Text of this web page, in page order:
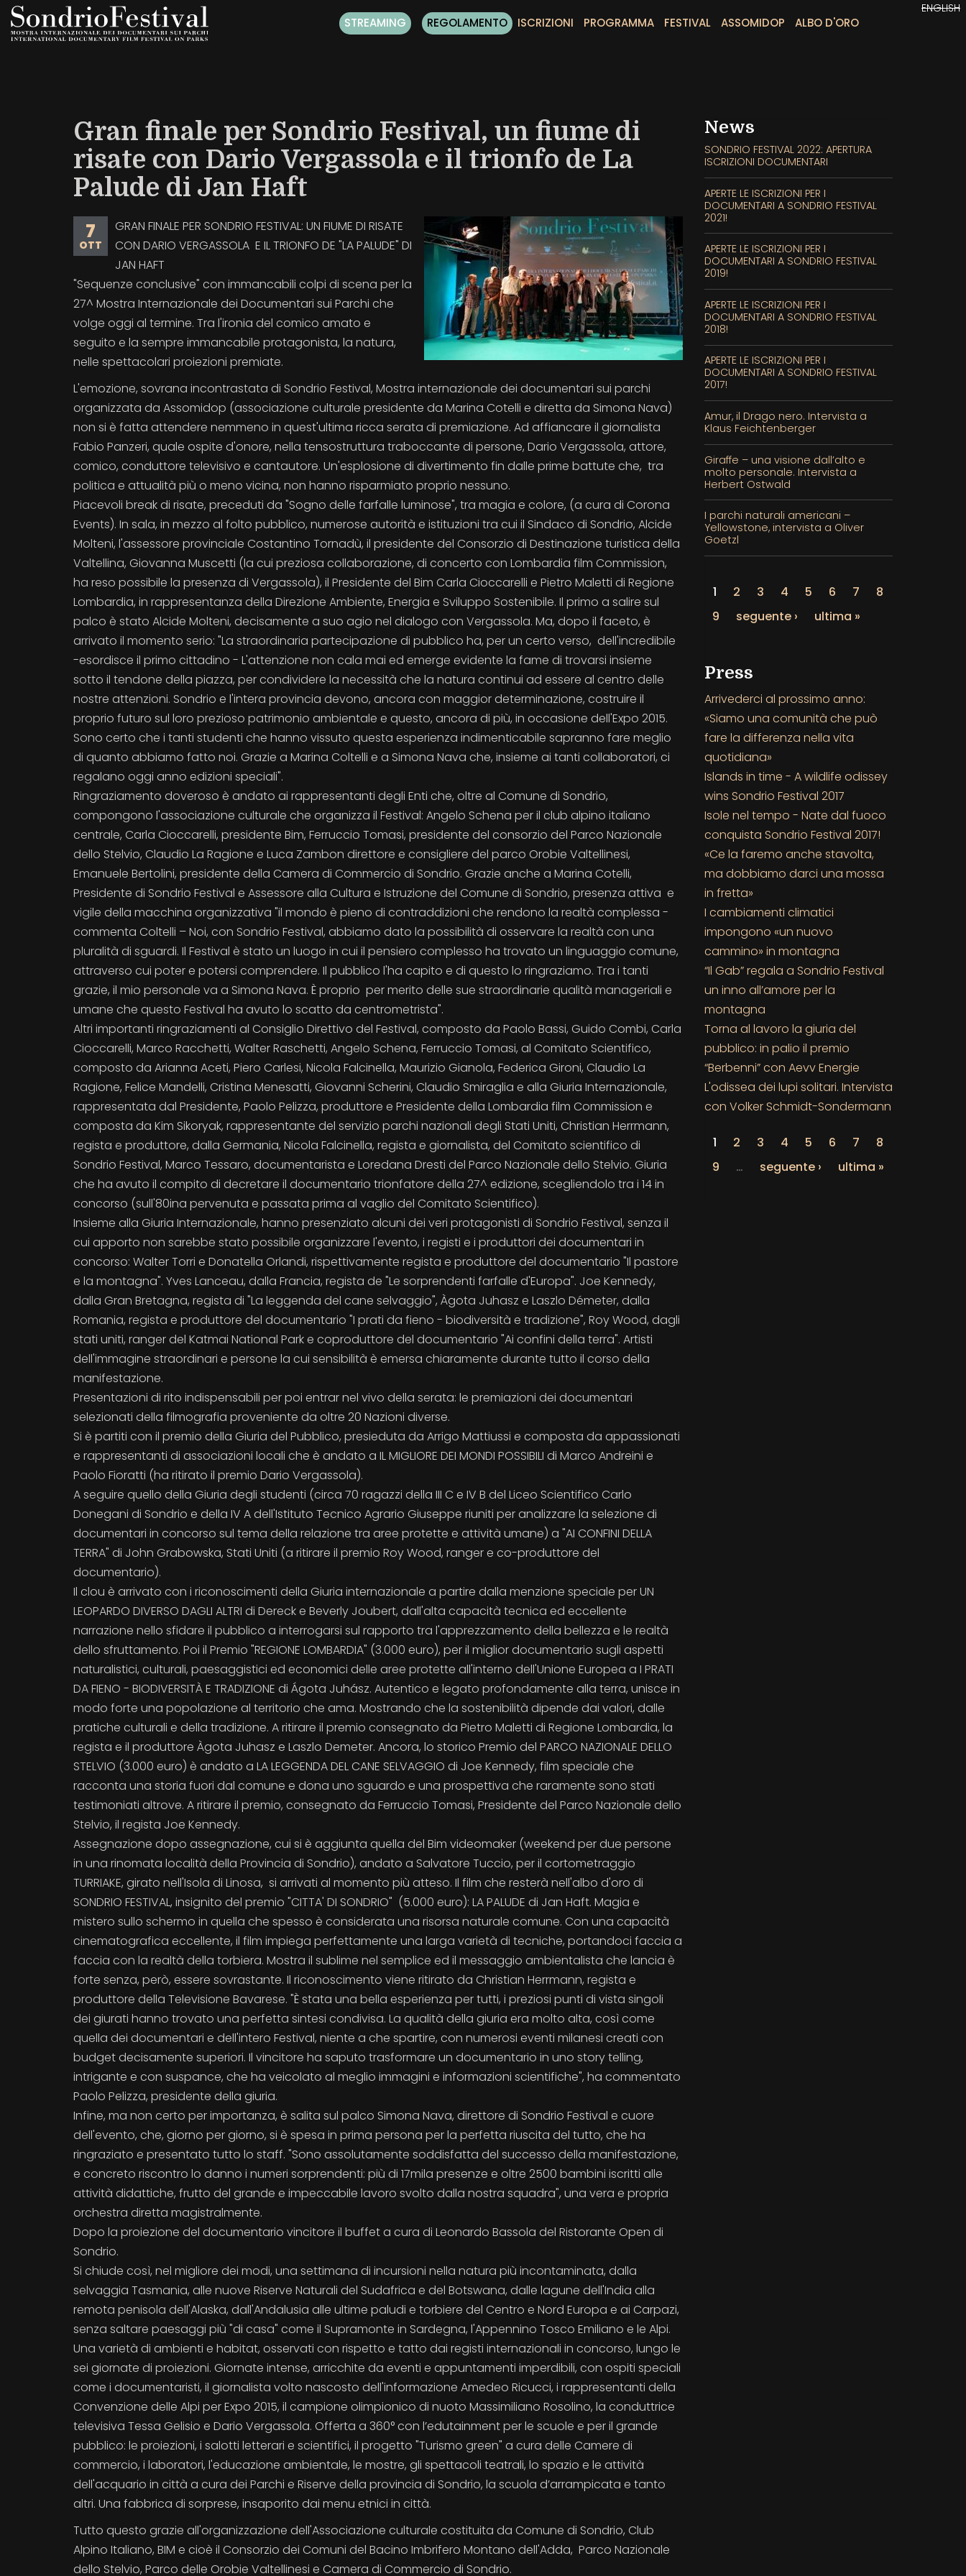
Salta
STREAMING REGOLAMENTO ISCRIZIONI PROGRAMMA FESTIVAL ASSOMIDOP ALBO D'ORO
ENGLISH
Gran finale per Sondrio Festival, un fiume di
risate con Dario Vergassola e il trionfo de La
Palude di Jan Haft
7
OTT
GRAN FINALE PER SONDRIO FESTIVAL: UN FIUME DI RISATE
CON DARIO VERGASSOLA E IL TRIONFO DE "LA PALUDE" DI
JAN HAFT
"Sequenze conclusive" con immancabili colpi di scena per la
27^ Mostra Internazionale dei Documentari sui Parchi che
volge oggi al termine. Tra l'ironia del comico amato e
seguito e la sempre immancabile protagonista, la natura,
nelle spettacolari proiezioni premiate.
L'emozione, sovrana incontrastata di Sondrio Festival, Mostra internazionale dei documentari sui parchi
organizzata da Assomidop (associazione culturale presidente da Marina Cotelli e diretta da Simona Nava)
non si è fatta attendere nemmeno in quest'ultima ricca serata di premiazione. Ad affiancare il giornalista
Fabio Panzeri, quale ospite d'onore, nella tensostruttura traboccante di persone, Dario Vergassola, attore,
comico, conduttore televisivo e cantautore. Un'esplosione di divertimento fin dalle prime battute che, tra
politica e attualità più o meno vicina, non hanno risparmiato proprio nessuno.
Piacevoli break di risate, preceduti da "Sogno delle farfalle luminose", tra magia e colore, (a cura di Corona
Events). In sala, in mezzo al folto pubblico, numerose autorità e istituzioni tra cui il Sindaco di Sondrio, Alcide
Molteni, l'assessore provinciale Costantino Tornadù, il presidente del Consorzio di Destinazione turistica della
Valtellina, Giovanna Muscetti (la cui preziosa collaborazione, di concerto con Lombardia film Commission,
ha reso possibile la presenza di Vergassola), il Presidente del Bim Carla Cioccarelli e Pietro Maletti di Regione
Lombardia, in rappresentanza della Direzione Ambiente, Energia e Sviluppo Sostenibile. Il primo a salire sul
palco è stato Alcide Molteni, decisamente a suo agio nel dialogo con Vergassola. Ma, dopo il faceto, è
arrivato il momento serio: "La straordinaria partecipazione di pubblico ha, per un certo verso, dell'incredibile
-esordisce il primo cittadino - L'attenzione non cala mai ed emerge evidente la fame di trovarsi insieme
sotto il tendone della piazza, per condividere la necessità che la natura continui ad essere al centro delle
nostre attenzioni. Sondrio e l'intera provincia devono, ancora con maggior determinazione, costruire il
proprio futuro sul loro prezioso patrimonio ambientale e questo, ancora di più, in occasione dell'Expo 2015.
Sono certo che i tanti studenti che hanno vissuto questa esperienza indimenticabile sapranno fare meglio
di quanto abbiamo fatto noi. Grazie a Marina Coltelli e a Simona Nava che, insieme ai tanti collaboratori, ci
regalano oggi anno edizioni speciali".
Ringraziamento doveroso è andato ai rappresentanti degli Enti che, oltre al Comune di Sondrio,
compongono l'associazione culturale che organizza il Festival: Angelo Schena per il club alpino italiano
centrale, Carla Cioccarelli, presidente Bim, Ferruccio Tomasi, presidente del consorzio del Parco Nazionale
dello Stelvio, Claudio La Ragione e Luca Zambon direttore e consigliere del parco Orobie Valtellinesi,
Emanuele Bertolini, presidente della Camera di Commercio di Sondrio. Grazie anche a Marina Cotelli,
Presidente di Sondrio Festival e Assessore alla Cultura e Istruzione del Comune di Sondrio, presenza attiva e
vigile della macchina organizzativa "il mondo è pieno di contraddizioni che rendono la realtà complessa -
commenta Coltelli – Noi, con Sondrio Festival, abbiamo dato la possibilità di osservare la realtà con una
pluralità di sguardi. Il Festival è stato un luogo in cui il pensiero complesso ha trovato un linguaggio comune,
attraverso cui poter e potersi comprendere. Il pubblico l'ha capito e di questo lo ringraziamo. Tra i tanti
grazie, il mio personale va a Simona Nava. È proprio per merito delle sue straordinarie qualità manageriali e
umane che questo Festival ha avuto lo scatto da centrometrista".
Altri importanti ringraziamenti al Consiglio Direttivo del Festival, composto da Paolo Bassi, Guido Combi, Carla
Cioccarelli, Marco Racchetti, Walter Raschetti, Angelo Schena, Ferruccio Tomasi, al Comitato Scientifico,
composto da Arianna Aceti, Piero Carlesi, Nicola Falcinella, Maurizio Gianola, Federica Gironi, Claudio La
Ragione, Felice Mandelli, Cristina Menesatti, Giovanni Scherini, Claudio Smiraglia e alla Giuria Internazionale,
rappresentata dal Presidente, Paolo Pelizza, produttore e Presidente della Lombardia film Commission e
composta da Kim Sikoryak, rappresentante del servizio parchi nazionali degli Stati Uniti, Christian Herrmann,
regista e produttore, dalla Germania, Nicola Falcinella, regista e giornalista, del Comitato scientifico di
Sondrio Festival, Marco Tessaro, documentarista e Loredana Dresti del Parco Nazionale dello Stelvio. Giuria
che ha avuto il compito di decretare il documentario trionfatore della 27^ edizione, scegliendolo tra i 14 in
concorso (sull'80ina pervenuta e passata prima al vaglio del Comitato Scientifico).
Insieme alla Giuria Internazionale, hanno presenziato alcuni dei veri protagonisti di Sondrio Festival, senza il
cui apporto non sarebbe stato possibile organizzare l'evento, i registi e i produttori dei documentari in
concorso: Walter Torri e Donatella Orlandi, rispettivamente regista e produttore del documentario "Il pastore
e la montagna". Yves Lanceau, dalla Francia, regista de "Le sorprendenti farfalle d'Europa". Joe Kennedy,
dalla Gran Bretagna, regista di "La leggenda del cane selvaggio", Àgota Juhasz e Laszlo Démeter, dalla
Romania, regista e produttore del documentario "I prati da fieno - biodiversità e tradizione", Roy Wood, dagli
stati uniti, ranger del Katmai National Park e coproduttore del documentario "Ai confini della terra". Artisti
dell'immagine straordinari e persone la cui sensibilità è emersa chiaramente durante tutto il corso della
manifestazione.
Presentazioni di rito indispensabili per poi entrar nel vivo della serata: le premiazioni dei documentari
selezionati della filmografia proveniente da oltre 20 Nazioni diverse.
Si è partiti con il premio della Giuria del Pubblico, presieduta da Arrigo Mattiussi e composta da appassionati
e rappresentanti di associazioni locali che è andato a IL MIGLIORE DEI MONDI POSSIBILI di Marco Andreini e
Paolo Fioratti (ha ritirato il premio Dario Vergassola).
A seguire quello della Giuria degli studenti (circa 70 ragazzi della III C e IV B del Liceo Scientifico Carlo
Donegani di Sondrio e della IV A dell'Istituto Tecnico Agrario Giuseppe riuniti per analizzare la selezione di
documentari in concorso sul tema della relazione tra aree protette e attività umane) a "AI CONFINI DELLA
TERRA" di John Grabowska, Stati Uniti (a ritirare il premio Roy Wood, ranger e co-produttore del
documentario).
Il clou è arrivato con i riconoscimenti della Giuria internazionale a partire dalla menzione speciale per UN
LEOPARDO DIVERSO DAGLI ALTRI di Dereck e Beverly Joubert, dall'alta capacità tecnica ed eccellente
narrazione nello sfidare il pubblico a interrogarsi sul rapporto tra l'apprezzamento della bellezza e le realtà
dello sfruttamento. Poi il Premio "REGIONE LOMBARDIA" (3.000 euro), per il miglior documentario sugli aspetti
naturalistici, culturali, paesaggistici ed economici delle aree protette all'interno dell'Unione Europea a I PRATI
DA FIENO - BIODIVERSITÀ E TRADIZIONE di Ágota Juhász. Autentico e legato profondamente alla terra, unisce in
modo forte una popolazione al territorio che ama. Mostrando che la sostenibilità dipende dai valori, dalle
pratiche culturali e della tradizione. A ritirare il premio consegnato da Pietro Maletti di Regione Lombardia, la
regista e il produttore Àgota Juhasz e Laszlo Demeter. Ancora, lo storico Premio del PARCO NAZIONALE DELLO
STELVIO (3.000 euro) è andato a LA LEGGENDA DEL CANE SELVAGGIO di Joe Kennedy, film speciale che
racconta una storia fuori dal comune e dona uno sguardo e una prospettiva che raramente sono stati
testimoniati altrove. A ritirare il premio, consegnato da Ferruccio Tomasi, Presidente del Parco Nazionale dello
Stelvio, il regista Joe Kennedy.
Assegnazione dopo assegnazione, cui si è aggiunta quella del Bim videomaker (weekend per due persone
in una rinomata località della Provincia di Sondrio), andato a Salvatore Tuccio, per il cortometraggio
TURRIAKE, girato nell'Isola di Linosa, si arrivati al momento più atteso. Il film che resterà nell'albo d'oro di
SONDRIO FESTIVAL, insignito del premio "CITTA' DI SONDRIO" (5.000 euro): LA PALUDE di Jan Haft. Magia e
mistero sullo schermo in quella che spesso è considerata una risorsa naturale comune. Con una capacità
cinematografica eccellente, il film impiega perfettamente una larga varietà di tecniche, portandoci faccia a
faccia con la realtà della torbiera. Mostra il sublime nel semplice ed il messaggio ambientalista che lancia è
forte senza, però, essere sovrastante. Il riconoscimento viene ritirato da Christian Herrmann, regista e
produttore della Televisione Bavarese. "È stata una bella esperienza per tutti, i preziosi punti di vista singoli
dei giurati hanno trovato una perfetta sintesi condivisa. La qualità della giuria era molto alta, così come
quella dei documentari e dell'intero Festival, niente a che spartire, con numerosi eventi milanesi creati con
budget decisamente superiori. Il vincitore ha saputo trasformare un documentario in uno story telling,
intrigante e con suspance, che ha veicolato al meglio immagini e informazioni scientifiche", ha commentato
Paolo Pelizza, presidente della giuria.
Infine, ma non certo per importanza, è salita sul palco Simona Nava, direttore di Sondrio Festival e cuore
dell'evento, che, giorno per giorno, si è spesa in prima persona per la perfetta riuscita del tutto, che ha
ringraziato e presentato tutto lo staff. "Sono assolutamente soddisfatta del successo della manifestazione,
e concreto riscontro lo danno i numeri sorprendenti: più di 17mila presenze e oltre 2500 bambini iscritti alle
attività didattiche, frutto del grande e impeccabile lavoro svolto dalla nostra squadra", una vera e propria
orchestra diretta magistralmente.
Dopo la proiezione del documentario vincitore il buffet a cura di Leonardo Bassola del Ristorante Open di
Sondrio.
Si chiude così, nel migliore dei modi, una settimana di incursioni nella natura più incontaminata, dalla
selvaggia Tasmania, alle nuove Riserve Naturali del Sudafrica e del Botswana, dalle lagune dell'India alla
remota penisola dell'Alaska, dall'Andalusia alle ultime paludi e torbiere del Centro e Nord Europa e ai Carpazi,
senza saltare paesaggi più "di casa" come il Supramonte in Sardegna, l'Appennino Tosco Emiliano e le Alpi.
Una varietà di ambienti e habitat, osservati con rispetto e tatto dai registi internazionali in concorso, lungo le
sei giornate di proiezioni. Giornate intense, arricchite da eventi e appuntamenti imperdibili, con ospiti speciali
come i documentaristi, il giornalista volto nascosto dell'informazione Amedeo Ricucci, i rappresentanti della
Convenzione delle Alpi per Expo 2015, il campione olimpionico di nuoto Massimiliano Rosolino, la conduttrice
televisiva Tessa Gelisio e Dario Vergassola. Offerta a 360° con l’edutainment per le scuole e per il grande
pubblico: le proiezioni, i salotti letterari e scientifici, il progetto "Turismo green" a cura delle Camere di
commercio, i laboratori, l'educazione ambientale, le mostre, gli spettacoli teatrali, lo spazio e le attività
dell'acquario in città a cura dei Parchi e Riserve della provincia di Sondrio, la scuola d’arrampicata e tanto
altri. Una fabbrica di sorprese, insaporito dai menu etnici in città.
Tutto questo grazie all'organizzazione dell'Associazione culturale costituita da Comune di Sondrio, Club
Alpino Italiano, BIM e cioè il Consorzio dei Comuni del Bacino Imbrifero Montano dell'Adda, Parco Nazionale
dello Stelvio, Parco delle Orobie Valtellinesi e Camera di Commercio di Sondrio.
News
SONDRIO FESTIVAL 2022: APERTURA
ISCRIZIONI DOCUMENTARI
APERTE LE ISCRIZIONI PER I
DOCUMENTARI A SONDRIO FESTIVAL
2021!
APERTE LE ISCRIZIONI PER I
DOCUMENTARI A SONDRIO FESTIVAL
2019!
APERTE LE ISCRIZIONI PER I
DOCUMENTARI A SONDRIO FESTIVAL
2018!
APERTE LE ISCRIZIONI PER I
DOCUMENTARI A SONDRIO FESTIVAL
2017!
Amur, il Drago nero. Intervista a
Klaus Feichtenberger
Giraffe – una visione dall’alto e
molto personale. Intervista a
Herbert Ostwald
I parchi naturali americani –
Yellowstone, intervista a Oliver
Goetzl
1 2 3 4 5 6 7
8
9
seguente › ultima »
Press
Arrivederci al prossimo anno:
«Siamo una comunità che può
fare la differenza nella vita
quotidiana»
Islands in time - A wildlife odissey
wins Sondrio Festival 2017
Isole nel tempo - Nate dal fuoco
conquista Sondrio Festival 2017!
«Ce la faremo anche stavolta,
ma dobbiamo darci una mossa
in fretta»
I cambiamenti climatici
impongono «un nuovo
cammino» in montagna
“Il Gab” regala a Sondrio Festival
un inno all’amore per la
montagna
Torna al lavoro la giuria del
pubblico: in palio il premio
“Berbenni” con Aevv Energie
L'odissea dei lupi solitari. Intervista
con Volker Schmidt-Sondermann
1 2 3 4 5 6 7
8
9
… seguente › ultima »